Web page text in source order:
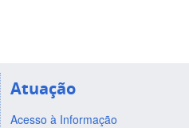
Atuação
Acesso à Informação